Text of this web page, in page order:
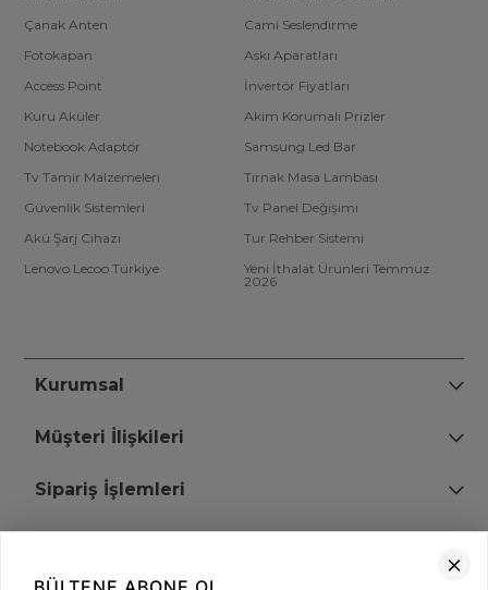
Çanak Anten
Cami Seslendirme
Fotokapan
Askı Aparatları
Access Point
İnvertör Fiyatları
Kuru Aküler
Akım Korumalı Prizler
Notebook Adaptör
Samsung Led Bar
Tv Tamir Malzemeleri
Tırnak Masa Lambası
Güvenlik Sistemleri
Tv Panel Değişimi
Akü Şarj Cihazı
Tur Rehber Sistemi
Lenovo Lecoo Türkiye
Yeni İthalat Ürünleri Temmuz
2026
Kurumsal
Müşteri İlişkileri
Sipariş İşlemleri